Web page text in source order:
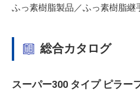
ふっ素樹脂製品／ふっ素樹脂継
総合カタログ
スーパー300 タイプ ピラー